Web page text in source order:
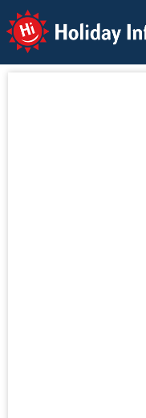
Holiday Info